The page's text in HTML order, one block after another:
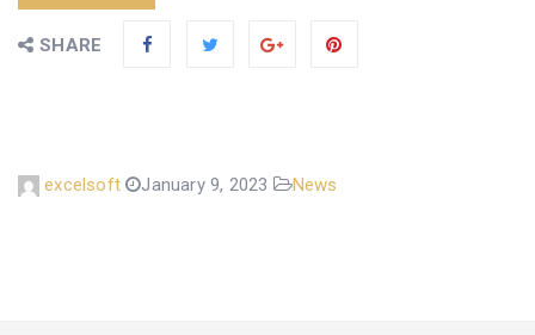
SHARE
excelsoft January 9, 2023 News